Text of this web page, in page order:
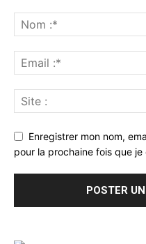
Enregistrer mon nom,
pour la prochaine fois que je